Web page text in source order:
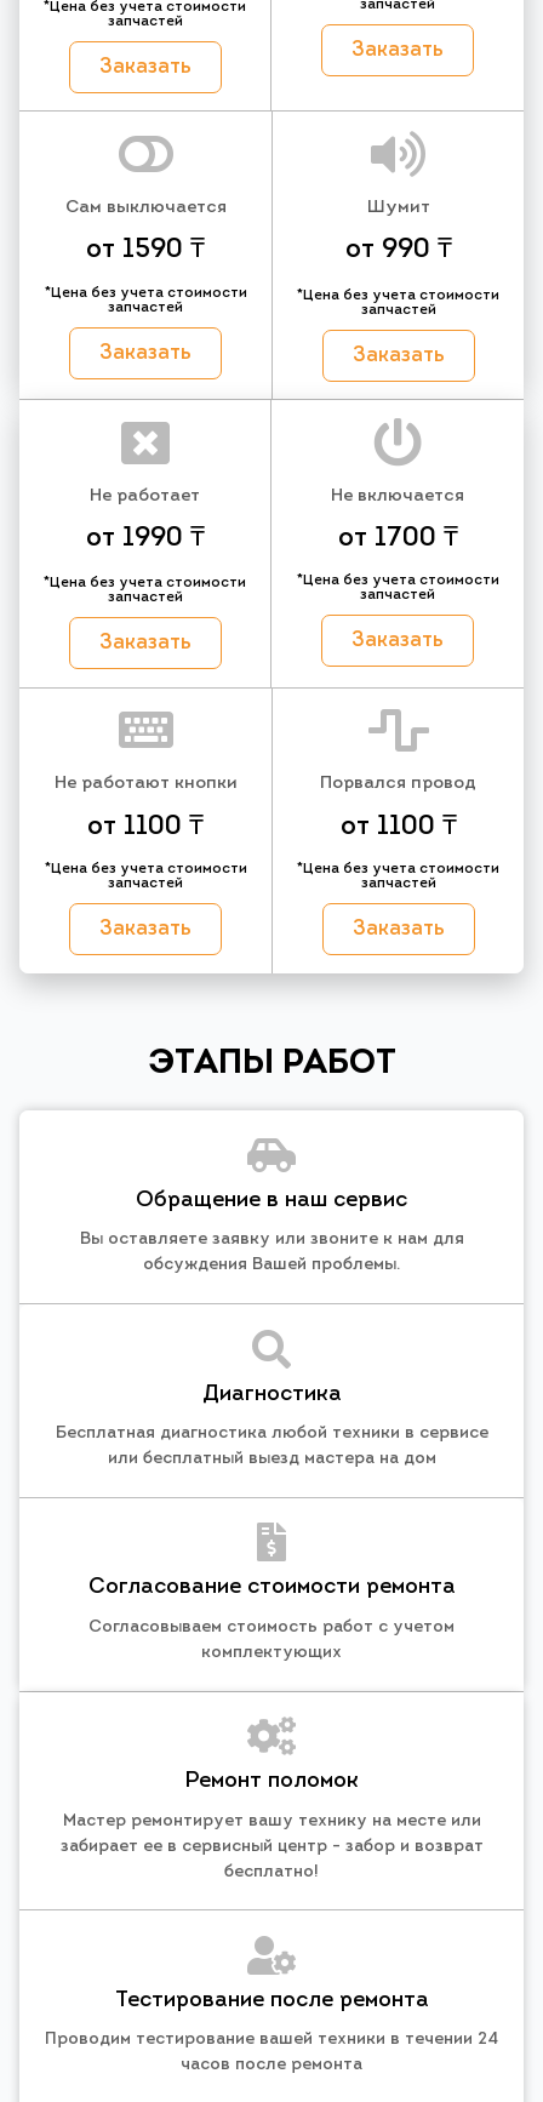
*Цена без учета стоимости
запчастей
Заказать
запчастей
Заказать
Сам выключается
от 1590 ₸
*Цена без учета стоимости
запчастей
Заказать
Шумит
от 990 ₸
*Цена без учета стоимости
запчастей
Заказать
Не работает
от 1990 ₸
*Цена без учета стоимости
запчастей
Заказать
Не включается
от 1700 ₸
*Цена без учета стоимости
запчастей
Заказать
Не работают кнопки
от 1100 ₸
*Цена без учета стоимости
запчастей
Заказать
Порвался провод
от 1100 ₸
*Цена без учета стоимости
запчастей
Заказать
ЭТАПЫ РАБОТ
Обращение в наш сервис
Вы оставляете заявку или звоните к нам для
обсуждения Вашей проблемы.
Диагностика
Бесплатная диагностика любой техники в сервисе
или бесплатный выезд мастера на дом
Согласование стоимости ремонта
Согласовываем стоимость работ с учетом
комплектующих
Ремонт поломок
Мастер ремонтирует вашу технику на месте или
забирает ее в сервисный центр - забор и возврат
бесплатно!
Тестирование после ремонта
Проводим тестирование вашей техники в течении 24
часов после ремонта